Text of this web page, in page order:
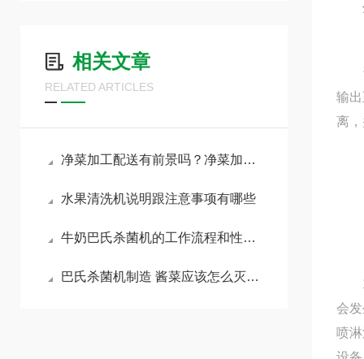
相关文章
RELATED ARTICLES
净菜加工配送有前景吗？净菜加工是怎样的生产流程？
水果清洗机说明跟注意事项有哪些
牛奶巴氏杀菌机的工作流程和性能特点
巴氏杀菌机制造 酱菜应该怎么灭菌能有效护色
该
输
离
1.
会
喷